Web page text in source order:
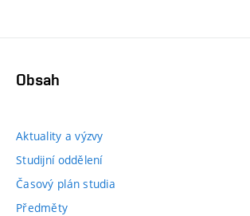
Obsah
Aktuality a výzvy
Studijní oddělení
Časový plán studia
Předměty